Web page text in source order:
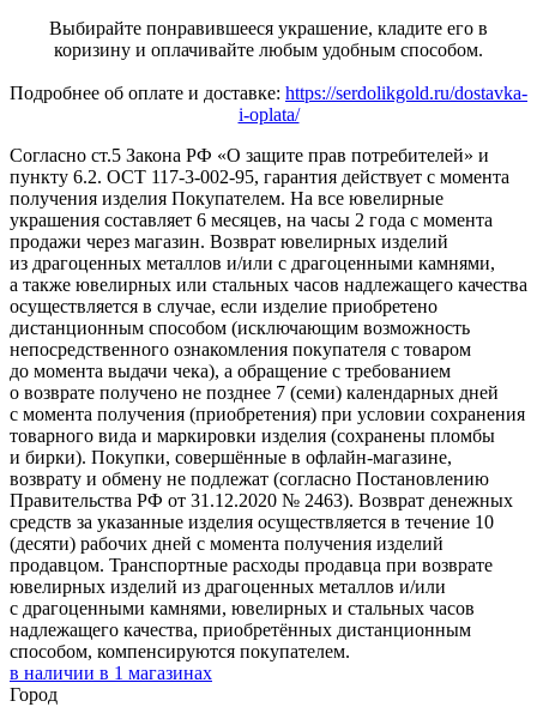
Выбирайте понравившееся украшение, кладите его в
коризину и оплачивайте любым удобным способом.
Подробнее об оплате и доставке: https://serdolikgold.ru/dostavka-
i-oplata/
Согласно ст.5 Закона РФ «О защите прав потребителей» и
пункту 6.2. ОСТ 117-3-002-95, гарантия действует с момента
получения изделия Покупателем. На все ювелирные
украшения составляет 6 месяцев, на часы 2 года с момента
продажи через магазин. Возврат ювелирных изделий
из драгоценных металлов и/или с драгоценными камнями,
а также ювелирных или стальных часов надлежащего качества
осуществляется в случае, если изделие приобретено
дистанционным способом (исключающим возможность
непосредственного ознакомления покупателя с товаром
до момента выдачи чека), а обращение с требованием
о возврате получено не позднее 7 (семи) календарных дней
с момента получения (приобретения) при условии сохранения
товарного вида и маркировки изделия (сохранены пломбы
и бирки). Покупки, совершённые в офлайн-магазине,
возврату и обмену не подлежат (согласно Постановлению
Правительства РФ от 31.12.2020 № 2463). Возврат денежных
средств за указанные изделия осуществляется в течение 10
(десяти) рабочих дней с момента получения изделий
продавцом. Транспортные расходы продавца при возврате
ювелирных изделий из драгоценных металлов и/или
с драгоценными камнями, ювелирных и стальных часов
надлежащего качества, приобретённых дистанционным
способом, компенсируются покупателем.
в наличии в 1 магазинах
Город